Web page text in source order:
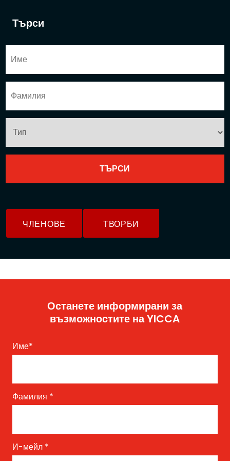
Търси
ЧЛЕНОВЕ ТВОРБИ
Останете информирани за
възможностите на YICCA
Име*
Фамилия *
И-мейл *